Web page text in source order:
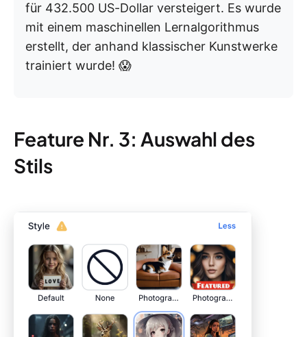
für 432.500 US-Dollar versteigert. Es wurde
mit einem maschinellen Lernalgorithmus
erstellt, der anhand klassischer Kunstwerke
trainiert wurde! 😱
Feature Nr. 3: Auswahl des
Stils